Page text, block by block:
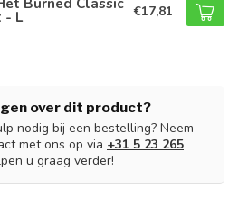
- L €17,81
over dit product?
nodig bij een bestelling? Neem
met ons op via +31 5 23 265
u graag verder!